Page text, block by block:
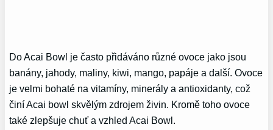
Do Acai Bowl je často přidáváno různé ovoce jako jsou
banány, jahody, maliny, kiwi, mango, papáje a další. Ovoce
je velmi bohaté na vitamíny, minerály a antioxidanty, což
činí Acai bowl skvělým zdrojem živin. Kromě toho ovoce
také zlepšuje chuť a vzhled Acai Bowl.